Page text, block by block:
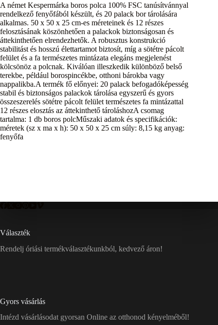
A német Kespermárka boros polca 100% FSC tanúsítvánnyal
rendelkező fenyőfából készült, és 20 palack bor tárolására
alkalmas. 50 x 50 x 25 cm-es méreteinek és 12 részes
felosztásának köszönhetően a palackok biztonságosan és
áttekinthetően elrendezhetők. A robusztus konstrukció
stabilitást és hosszú élettartamot biztosít, míg a sötétre pácolt
felület és a fa természetes mintázata elegáns megjelenést
kölcsönöz a polcnak. Kiválóan illeszkedik különböző belső
terekbe, például borospincékbe, otthoni bárokba vagy
nappalikba.A termék fő előnyei: 20 palack befogadóképesség
stabil és biztonságos palackok tárolása egyszerű és gyors
összeszerelés sötétre pácolt felület természetes fa mintázattal
12 részes elosztás az áttekinthető tároláshozA csomag
tartalma: 1 db boros polcMűszaki adatok és specifikációk:
méretek (sz x ma x h): 50 x 50 x 25 cm súly: 8,15 kg anyag:
fenyőfa
Választék
Rendelj óriási termékválasztékunkból, kedvező áron!
Gyors vásárlás
Intézd vásárlásodat gyorsan Online az otthonod kényelméből!